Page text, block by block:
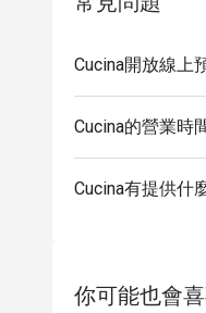
【維港意式下
【假日早午餐
價錢: 成人
**折扣會按照
Cucina開放線上
Cucina的營業時
Cucina有提供什
你可能也會